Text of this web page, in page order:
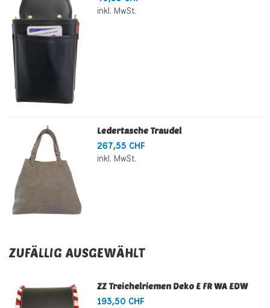
inkl. MwSt.
Ledertasche Traudel
267,55 CHF
inkl. MwSt.
ZUFÄLLIG AUSGEWÄHLT
ZZ Treichelriemen Deko E FR WA EDW
193,50 CHF